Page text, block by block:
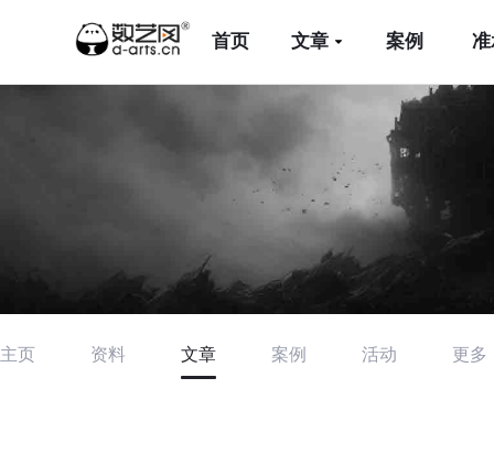
首页 文章 案例
主页 资料 文章 案例 活动 更多